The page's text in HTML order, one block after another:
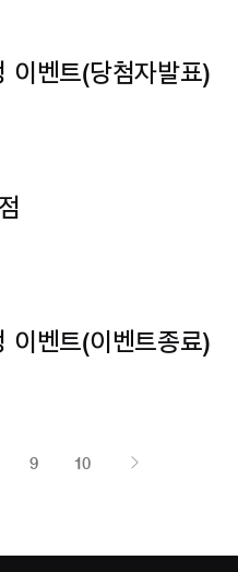
이벤트(당첨자발표)
이벤트(이벤트종료)
9 10